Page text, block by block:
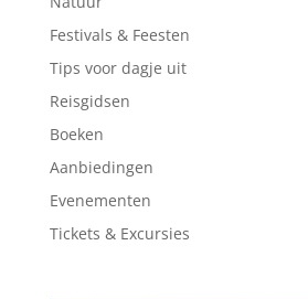
Festivals & Feesten
Tips voor dagje uit
Reisgidsen
Boeken
Aanbiedingen
Evenementen
Tickets & Excursies